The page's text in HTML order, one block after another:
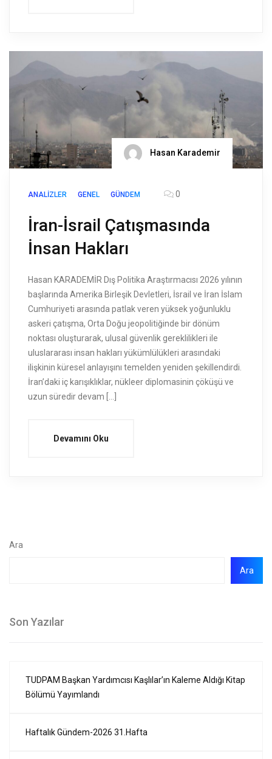
Hasan Karademir
ANALIZLER GENEL GÜNDEM 0
İran-İsrail Çatışmasında
İnsan Hakları
Hasan KARADEMİR Dış Politika Araştırmacısı 2026 yılının
başlarında Amerika Birleşik Devletleri, İsrail ve İran İslam
Cumhuriyeti arasında patlak veren yüksek yoğunluklu
askeri çatışma, Orta Doğu jeopolitiğinde bir dönüm
noktası oluşturarak, ulusal güvenlik gereklilikleri ile
uluslararası insan hakları yükümlülükleri arasındaki
ilişkinin küresel anlayışını temelden yeniden şekillendirdi.
İran’daki iç karışıklıklar, nükleer diplomasinin çöküşü ve
uzun süredir devam […]
Devamını Oku
Ara
Ara
Son Yazılar
TUDPAM Başkan Yardımcısı Kaşlılar’ın Kaleme Aldığı Kitap
Bölümü Yayımlandı
Haftalık Gündem-2026 31.Hafta